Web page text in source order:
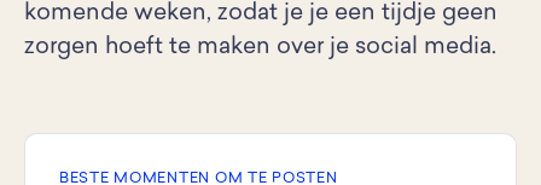
komende weken, zodat je je een tijdje geen
zorgen hoeft te maken over je social media.
BESTE MOMENTEN OM TE POSTEN